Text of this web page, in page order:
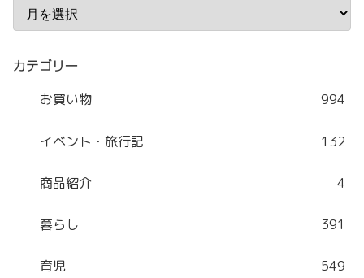
カテゴリー
お買い物 994
イベント・旅行記 132
商品紹介 4
暮らし 391
育児 549